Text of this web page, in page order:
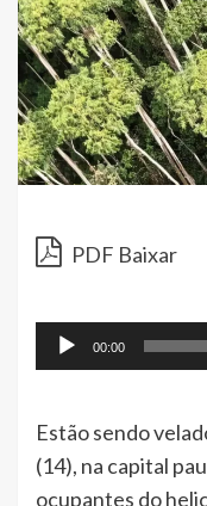
PDF Baixar
00:00
Estão sendo
(14), na capital
ocupantes do